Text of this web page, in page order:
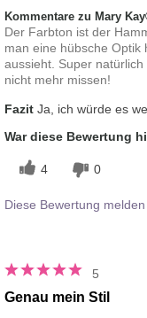
Kommentare zu Mary
Der Farbton ist der
man eine hübsche Optik
aussieht. Super
nicht mehr missen!
Fazit Ja, ich würde es
War diese Bewertung
4 0
Diese Bewertung melden
5
Genau mein Stil